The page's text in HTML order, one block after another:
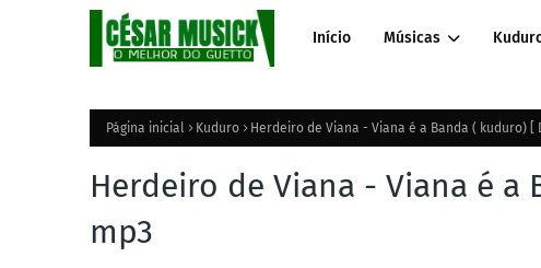
Início Músicas
Página inicial Kuduro Herdeiro de Viana - Viana é a Banda ( kuduro) [
Herdeiro de Viana - Viana é
mp3